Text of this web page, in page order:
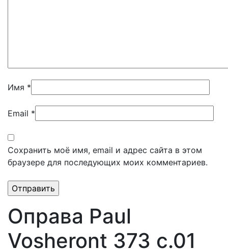
Имя *
Email *
Сохранить моё имя, email и адрес сайта в этом
браузере для последующих моих комментариев.
Оправа Paul
Vosheront 373 с.01